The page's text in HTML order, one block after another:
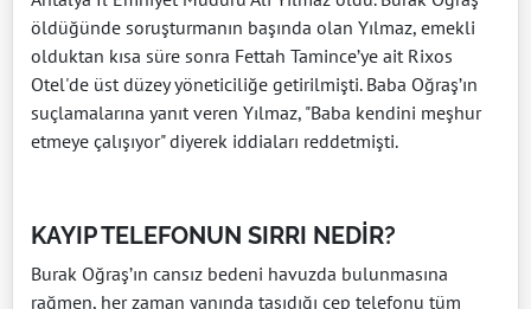
öldüğünde soruşturmanın başında olan Yılmaz, emekli
olduktan kısa süre sonra Fettah Tamince’ye ait Rixos
Otel'de üst düzey yöneticiliğe getirilmişti. Baba Oğraş’ın
suçlamalarına yanıt veren Yılmaz, "Baba kendini meşhur
etmeye çalışıyor" diyerek iddiaları reddetmişti.
KAYIP TELEFONUN SIRRI NEDİR?
Burak Oğraş’ın cansız bedeni havuzda bulunmasına
rağmen, her zaman yanında taşıdığı cep telefonu tüm